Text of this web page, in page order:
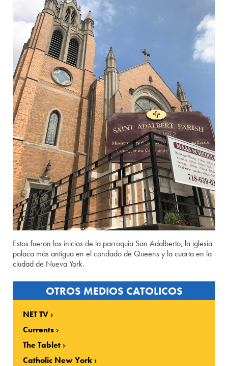
Estos fueron los inicios de la parroquia San Adalberto, la iglesia
polaca más antigua en el condado de Queens y la cuarta en la
ciudad de Nueva York.
OTROS MEDIOS CATOLICOS
NET TV
Currents
The Tablet
Catholic New York